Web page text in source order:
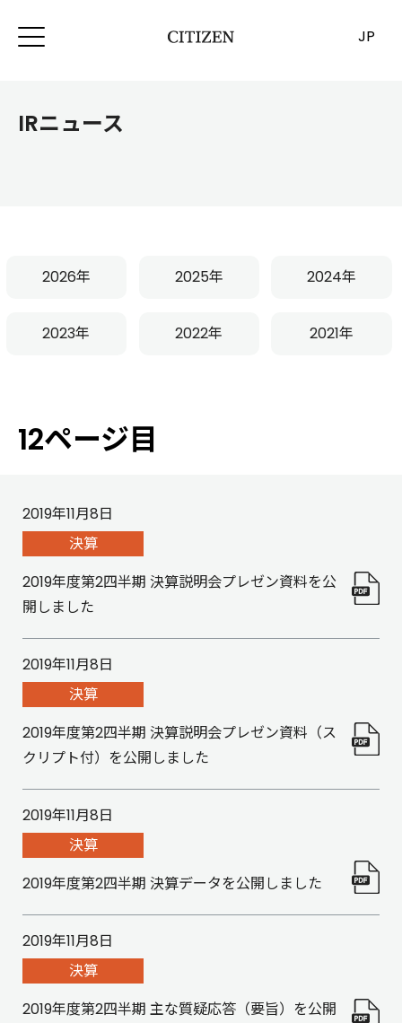
JP
IRニュース
2026年 2025年 2024年
2023年 2022年 2021年
12ページ目
2019年11月8日
決算
2019年度第2四半期 決算説明会プレゼン資料を公
開しました
2019年11月8日
決算
2019年度第2四半期 決算説明会プレゼン資料（ス
クリプト付）を公開しました
2019年11月8日
決算
2019年度第2四半期 決算データを公開しました
2019年11月8日
決算
2019年度第2四半期 主な質疑応答（要旨）を公開